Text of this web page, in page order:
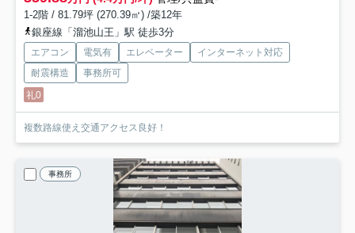
1-2階 / 81.79坪 (270.39㎡) /築12年
銀座線「溜池山王」駅 徒歩3分
エアコン 電気有 エレベーター
インターネット対応
耐震構造
事務所可
礼0
複数路線使え交通アクセス良好！
事務所